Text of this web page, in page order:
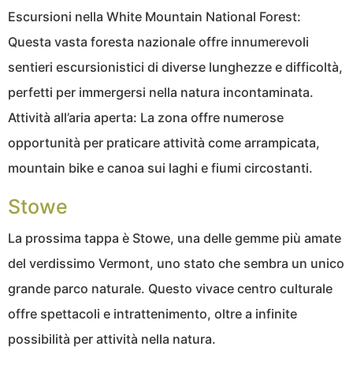
Escursioni nella White Mountain National Forest:
Questa vasta foresta nazionale offre innumerevoli
sentieri escursionistici di diverse lunghezze e difficoltà,
perfetti per immergersi nella natura incontaminata.
Attività all’aria aperta: La zona offre numerose
opportunità per praticare attività come arrampicata,
mountain bike e canoa sui laghi e fiumi circostanti.
Stowe
La prossima tappa è Stowe, una delle gemme più amate
del verdissimo Vermont, uno stato che sembra un unico
grande parco naturale. Questo vivace centro culturale
offre spettacoli e intrattenimento, oltre a infinite
possibilità per attività nella natura.